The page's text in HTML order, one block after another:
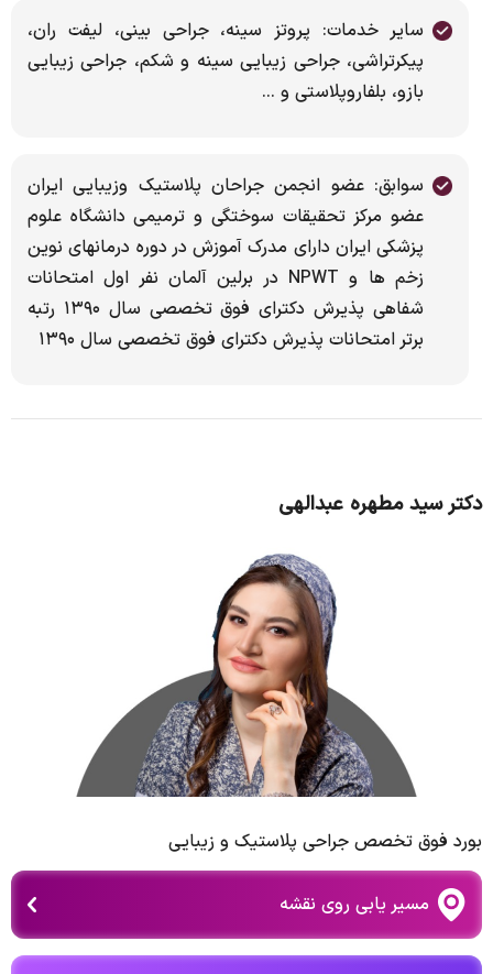
سایر خدمات: پروتز سینه، جراحی بینی، لیفت ران،
پیکرتراشی، جراحی زیبایی سینه و شکم، جراحی زیبایی
بازو، بلفاروپلاستی و ...
سوابق: عضو انجمن جراحان پلاستیک وزیبایی ایران
عضو مرکز تحقیقات سوختگی و ترمیمی دانشگاه علوم
پزشکی ایران دارای مدرک آموزش در دوره درمانهای نوین
زخم ها و NPWT در برلین آلمان نفر اول امتحانات
شفاهی پذیرش دکترای فوق تخصصی سال ۱۳۹۰ رتبه
برتر امتحانات پذیرش دکترای فوق تخصصی سال ۱۳۹۰
دکتر سید مطهره عبدالهی
بورد فوق تخصص جراحی پلاستیک و زیبایی
مسیر یابی روی نقشه